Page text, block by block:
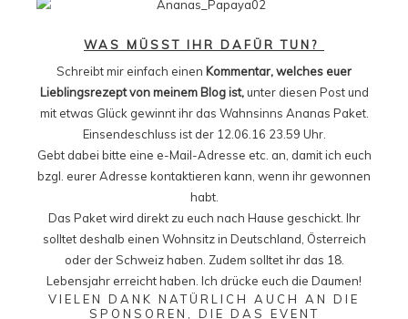
WAS MÜSST IHR DAFÜR TUN?
Schreibt mir einfach einen Kommentar, welches euer
Lieblingsrezept von meinem Blog ist,unter diesen Post und
mit etwas Glück gewinnt ihr das Wahnsinns Ananas Paket.
Einsendeschluss ist der 12.06.16 23.59 Uhr.
Gebt dabei bitte eine e-Mail-Adresse etc. an, damit ich euch
bzgl. eurer Adresse kontaktieren kann, wenn ihr gewonnen
habt.
Das Paket wird direkt zu euch nach Hause geschickt. Ihr
solltet deshalb einen Wohnsitz in Deutschland, Österreich
oder der Schweiz haben. Zudem solltet ihr das 18.
Lebensjahr erreicht haben. Ich drücke euch die Daumen!
VIELEN DANK NATÜRLICH AUCH AN DIE
SPONSOREN, DIE DAS EVENT